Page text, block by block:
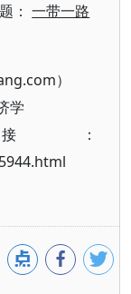
：一带一路
）
学
：